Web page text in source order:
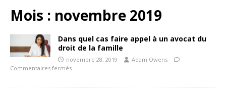
Mois : novembre 2019
Dans quel cas faire appel à un avocat du
droit de la famille
novembre 28, 2019
Adam Owens
Commentaires fermés